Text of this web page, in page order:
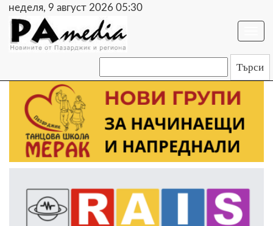
неделя, 9 август 2026 05:30